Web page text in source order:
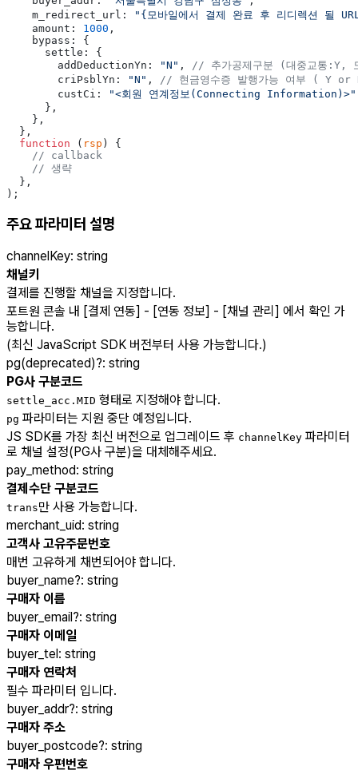
    m_redirect_url:
"{모바일에서 결제 완료 후 리디렉션 될
    amount:
1000 ,
    bypass: {
      settle: {
        addDeductionYn:
"N" , // 추가공제구분 (대중교통:Y,
        criPsblYn:
"N" , // 현금영수증 발행가능 여부 ( Y or
        custCi:
"<회원 연계정보(Connecting Information)>"
      },
    },
  },
  function
( rsp ) {
    // callback
    // 생략
  },
);
주요 파라미터 설명
channelKey: string
채널키
결제를 진행할 채널을 지정합니다.
포트원 콘솔 내 [결제 연동] - [연동 정보] - [채널 관리] 에서 확인 가
능합니다.
(최신 JavaScript SDK 버전부터 사용 가능합니다.)
pg(deprecated)?: string
PG사 구분코드
settle_acc.MID 형태로 지정해야 합니다.
pg 파라미터는 지원 중단 예정입니다.
JS SDK를 가장 최신 버전으로 업그레이드 후 channelKey 파라미터
로 채널 설정(PG사 구분)을 대체해주세요.
pay_method: string
결제수단 구분코드
trans만 사용 가능합니다.
merchant_uid: string
고객사 고유주문번호
매번 고유하게 채번되어야 합니다.
buyer_name?: string
구매자 이름
buyer_email?: string
구매자 이메일
buyer_tel: string
구매자 연락처
필수 파라미터 입니다.
buyer_addr?: string
구매자 주소
buyer_postcode?: string
구매자 우편번호